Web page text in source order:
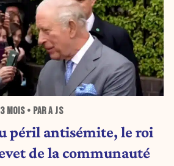
3 MOIS• PAR A JS
péril antisémite, le roi
de la communauté